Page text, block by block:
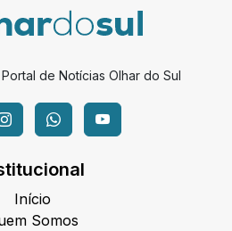
de Notícias Olhar do Sul
Início
Somos